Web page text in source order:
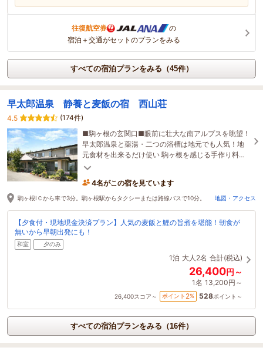
往復航空券
の
宿泊＋交通がセットのプランをみる
すべての宿泊プランをみる（45件）
早太郎温泉 静養と麦飯の宿 西山荘
4.5
(174件)
■駒ヶ根の玄関口■眼前に壮大な南アルプスを眺望！
早太郎温泉と薬湯・二つの浴槽は地元でも人気！地
元食材を出来るだけ使い 駒ヶ根を感じる手作り料理
をご用意
4名がこの宿を見ています
駒ヶ根ⅠＣから車で3分。駒ヶ根駅からタクシーまたは路線バスで10分。 地図・アクセス
【夕食付・現地現金決済プラン】人気の麦飯と鯉の旨煮を堪能！朝食が
無いから早朝出発にも！
和室 夕のみ
1泊 大人2名 合計(税込)
26,400円～
1名 13,200円～
26,400スコア～ ポイント 2% 528ポイント～
すべての宿泊プランをみる（16件）